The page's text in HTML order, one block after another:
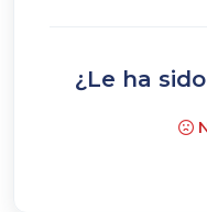
¿Le ha